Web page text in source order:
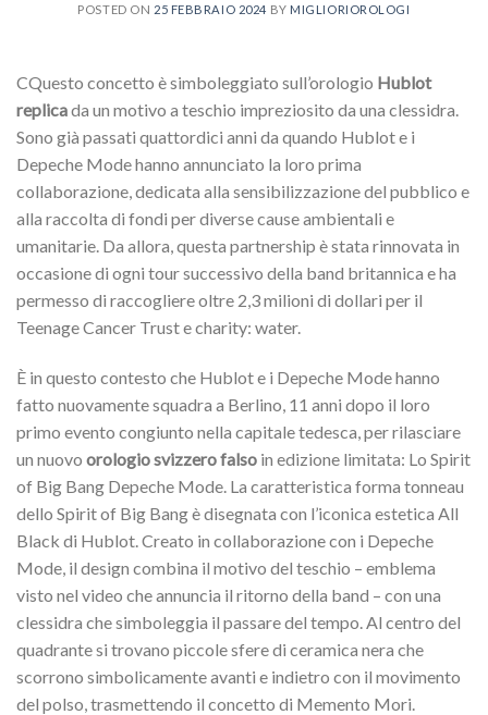
POSTED ON 25 FEBBRAIO 2024 BY MIGLIORIOROLOGI
CQuesto concetto è simboleggiato sull’orologio Hublot
replicada un motivo a teschio impreziosito da una clessidra.
Sono già passati quattordici anni da quando Hublot e i
Depeche Mode hanno annunciato la loro prima
collaborazione, dedicata alla sensibilizzazione del pubblico e
alla raccolta di fondi per diverse cause ambientali e
umanitarie. Da allora, questa partnership è stata rinnovata in
occasione di ogni tour successivo della band britannica e ha
permesso di raccogliere oltre 2,3 milioni di dollari per il
Teenage Cancer Trust e charity: water.
È in questo contesto che Hublot e i Depeche Mode hanno
fatto nuovamente squadra a Berlino, 11 anni dopo il loro
primo evento congiunto nella capitale tedesca, per rilasciare
un nuovo orologio svizzero falso in edizione limitata: Lo Spirit
of Big Bang Depeche Mode. La caratteristica forma tonneau
dello Spirit of Big Bang è disegnata con l’iconica estetica All
Black di Hublot. Creato in collaborazione con i Depeche
Mode, il design combina il motivo del teschio – emblema
visto nel video che annuncia il ritorno della band – con una
clessidra che simboleggia il passare del tempo. Al centro del
quadrante si trovano piccole sfere di ceramica nera che
scorrono simbolicamente avanti e indietro con il movimento
del polso, trasmettendo il concetto di Memento Mori.